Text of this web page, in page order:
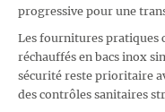
progressive pour une
Les fournitures pratiques
réchauffés en bacs inox
sécurité reste prioritaire
des contrôles sanitaires